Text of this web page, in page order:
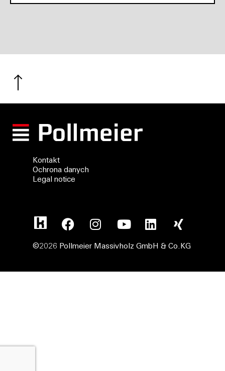
Kontakt
Ochrona danych
Legal notice
©2026 Pollmeier Massivholz GmbH & Co.KG